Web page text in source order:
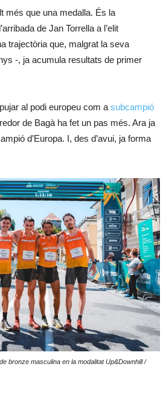
més que una medalla. És la
de Jan Torrella a l’elit
trajectòria que, malgrat la seva
-, ja acumula resultats de primer
al podi europeu com a subcampió
de Bagà ha fet un pas més. Ara ja
d’Europa. I, des d’avui, ja forma
bronze masculina en la modalitat Up&Downhill /